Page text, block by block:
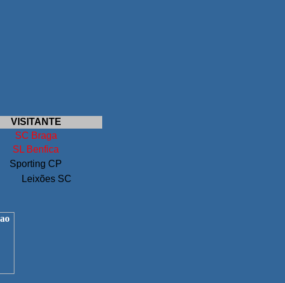
VISITANTE
SC Braga
SL Benfica
Sporting CP
Leixões SC